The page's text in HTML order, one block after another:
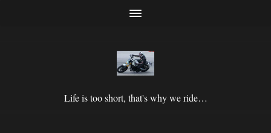
Life is too short, that's why we ride…